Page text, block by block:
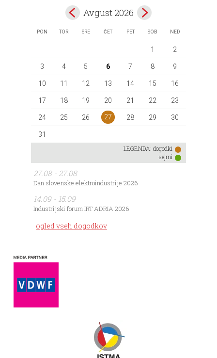
Avgust 2026
PON TOR SRE ČET PET SOB NED
1 2
3 4 5 6 7 8 9
10 11 12 13 14 15 16
17 18 19 20 21 22 23
24 25 26 27 28 29 30
31
LEGENDA: dogodki
sejmi
27.08 - 27.08
Dan slovenske elektroindustrije 2026
14.09 - 15.09
Industrijski forum IRT ADRIA 2026
ogled vseh dogodkov